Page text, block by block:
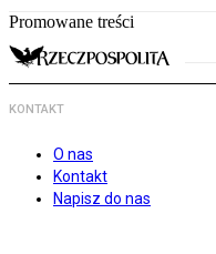
Promowane treści
KONTAKT
O nas
Kontakt
Napisz do nas